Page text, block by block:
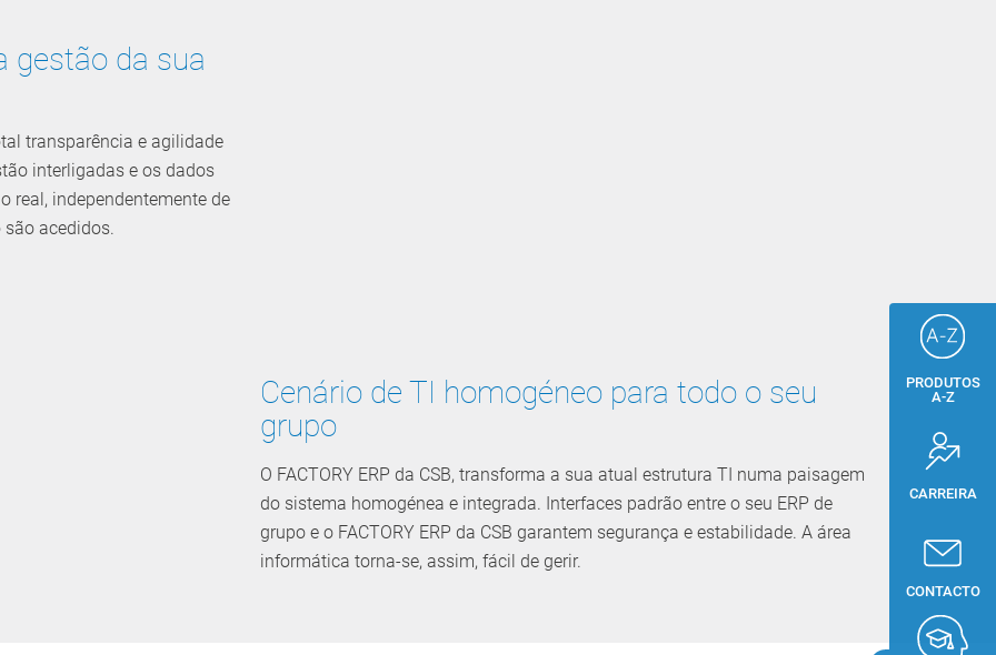
gestão da sua
transparência e agilidade
interligadas e os dados
real, independentemente de
acedidos.
Cenário de TI homogéneo para todo o seu
grupo
O FACTORY ERP da CSB, transforma a sua atual estrutura TI numa paisagem
do sistema homogénea e integrada. Interfaces padrão entre o seu ERP de
grupo e o FACTORY ERP da CSB garantem segurança e estabilidade. A área
informática torna-se, assim, fácil de gerir.
PRODUTOS
A-Z
CARREIRA
CONTACTO